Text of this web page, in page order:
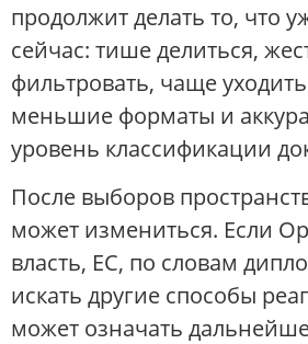
продолжит делать то, что
сейчас: тише делиться,
фильтровать, чаще
меньшие форматы и
уровень классификации
После выборов
может измениться. Если
власть, ЕС, по словам
искать другие способы
может означать